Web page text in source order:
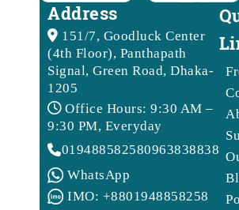
Address
151/7, Goodluck Center
(4th Floor), Panthapath
Signal, Green Road, Dhaka-
1205
Office Hours: 9:30 AM –
9:30 PM, Everyday
0194885825809638388388
WhatsApp
IMO: +8801948858258